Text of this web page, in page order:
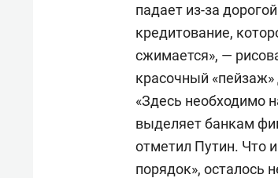
падает из-за
кредитование,
сжимается», —
красочный
«Здесь необходимо
выделяет банкам
отметил Путин. Что
порядок», осталось